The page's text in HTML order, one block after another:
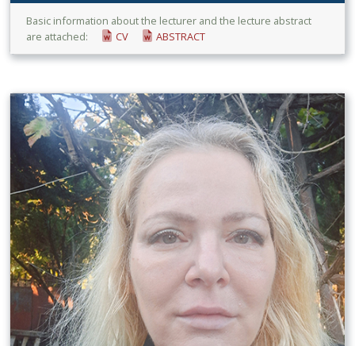
Basic information about the lecturer and the lecture abstract
are attached:
CV ABSTRACT